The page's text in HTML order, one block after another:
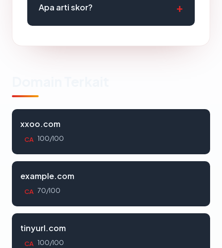
Apa arti skor?
xxoo.com
CA 100/100
example.com
CA 70/100
tinyurl.com
CA 100/100